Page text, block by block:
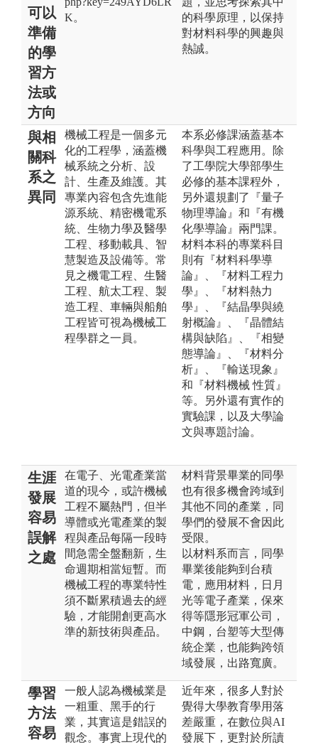
可以
準備
的學
習方
法或
方向
K。
的科學原理，以保持
對材料科學的興趣與
熱誠。
與相
關科
系之
異同
機械工程是一個多元
化的工程學，涵蓋機
械系統之分析、設
計、生產及維護。其
專業內容包含先進能
源系統、精密機電系
統、生物力學及醫學
工程、移動載具、智
慧製造及設備等。常
見之機電工程、生醫
工程、航太工程、製
造工程、車輛與船舶
工程皆可視為機械工
程學群之一員。
本系必修課涵蓋基本
科學與工程應用。除
了工學院大學部學生
必修的基本課程外，
另外還規劃了『量子
物理導論』和『有機
化學導論』兩門課。
材料本科的專業科目
則有『材料科學導
論』、『材料工程力
學』、『材料熱力
學』、『結晶學與繞
射概論』、『晶體結
構與缺陷』、『相變
態導論』、『材料分
析』、『輸送現象』
和『材料機械 性質』
等。另外還有實作的
實驗課，以及大學論
文與專題討論。
生涯
發展
容易
誤解
之處
在電子、光電產業當
道的現今，或許機械
工程不屬熱門，但半
導體或光電產業的製
程與產品每隔一段時
間急需全盤翻新，生
命週期相當短暫。而
機械工程的專業特性
須不斷累積過去的經
驗，才能開創更高水
準的新技術與產品。
材料背景畢業的同學
也有很多機會跨域到
其他不同的產業，同
學們的發展不會因此
受限。
以材料系而言，同學
畢業後能夠到台積
電，應用材料，日月
光等電子產業，保來
得等隱形冠軍公司，
中鋼，台塑等大型傳
統企業，也能夠跨領
域發展，出路寬廣。
學習
方法
容易
一般人認為機械業是
一粗重、黑手的行
業，其實這是錯誤的
觀念。事實上現代的
近年來，很多人對於
覺得大學教育學用落
差嚴重，在數位與AI
發展下，更對於所讀